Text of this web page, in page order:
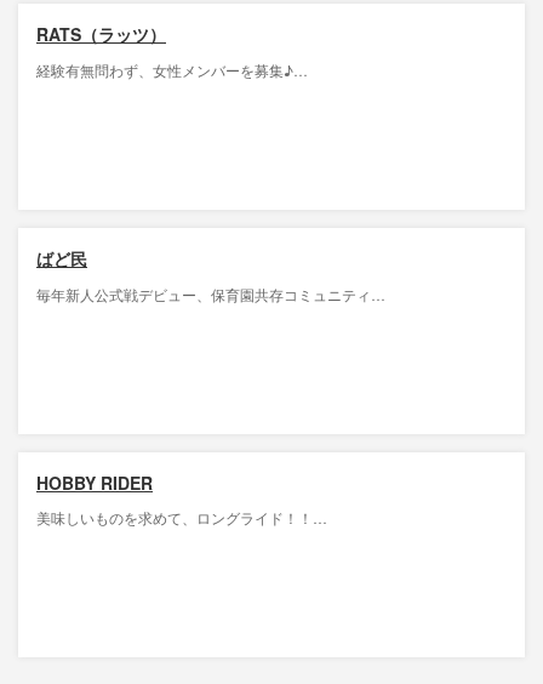
RATS（ラッツ）
経験有無問わず、女性メンバーを募集♪…
ばど民
毎年新人公式戦デビュー、保育園共存コミュニティ…
HOBBY RIDER
美味しいものを求めて、ロングライド！！…